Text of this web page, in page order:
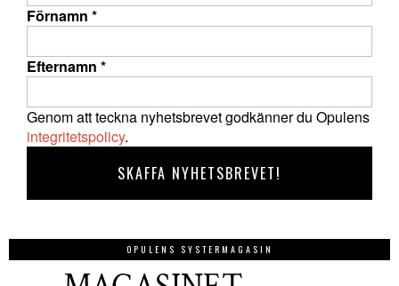
Förnamn *
Efternamn *
Genom att teckna nyhetsbrevet godkänner du Opulens
integritetspolicy.
OPULENS SYSTERMAGASIN